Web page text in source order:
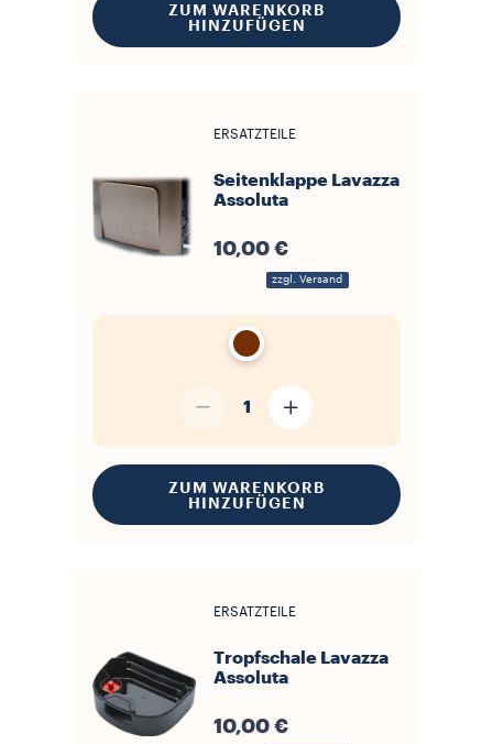
ZUM WARENKORB
HINZUFÜGEN
ERSATZTEILE
Seitenklappe Lavazza
Assoluta
10,00 €
zzgl. Versand
1
ZUM WARENKORB
HINZUFÜGEN
ERSATZTEILE
Tropfschale Lavazza
Assoluta
10,00 €